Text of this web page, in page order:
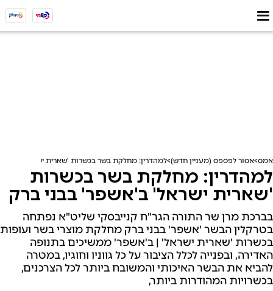
אמס אסור לפספס (מעניין חדש) למהדרין: מחלקת בשר בכשרות 'שארית ישראל'
למהדרין: מחלקת בשר בכשרות
'שארית ישראל' ב'אשפר' בבני ברק
בברכת מרן שר התורה הגר"ח קנייבסקי שליט"א נפתחה
בטרקלין הבשר 'אשפר' בבני ברק מחלקת מוצרי בשר ועופות
בכשרות 'שארית ישראל' | ב'אשפר' ממשיכים בתנופה
האדירה, ובפנייה לכלל הציבור על כל גווניו וחוגיו, במטרה
להביא את הבשר האיכותי והמשובח ביותר לכל הצרכנים,
בכשרויות המהודרות ביותר,